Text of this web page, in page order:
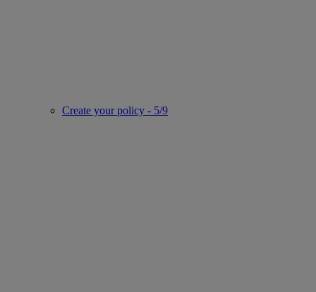
Create your policy - 5/9